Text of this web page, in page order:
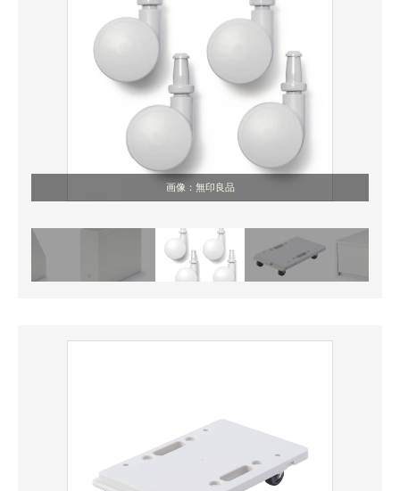
画像：無印良品